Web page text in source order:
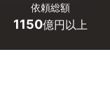
依頼総額
1150億円以上